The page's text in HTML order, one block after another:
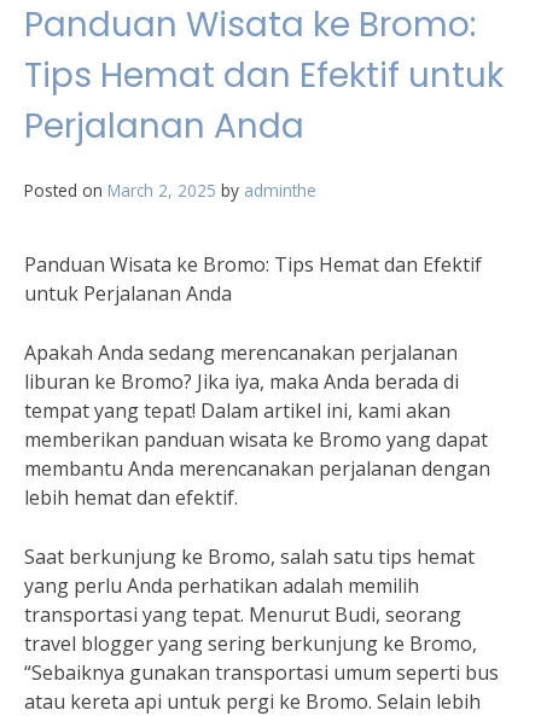
Panduan Wisata ke Bromo:
Tips Hemat dan Efektif untuk
Perjalanan Anda
Posted on March 2, 2025 by adminthe
Panduan Wisata ke Bromo: Tips Hemat dan Efektif
untuk Perjalanan Anda
Apakah Anda sedang merencanakan perjalanan
liburan ke Bromo? Jika iya, maka Anda berada di
tempat yang tepat! Dalam artikel ini, kami akan
memberikan panduan wisata ke Bromo yang dapat
membantu Anda merencanakan perjalanan dengan
lebih hemat dan efektif.
Saat berkunjung ke Bromo, salah satu tips hemat
yang perlu Anda perhatikan adalah memilih
transportasi yang tepat. Menurut Budi, seorang
travel blogger yang sering berkunjung ke Bromo,
“Sebaiknya gunakan transportasi umum seperti bus
atau kereta api untuk pergi ke Bromo. Selain lebih